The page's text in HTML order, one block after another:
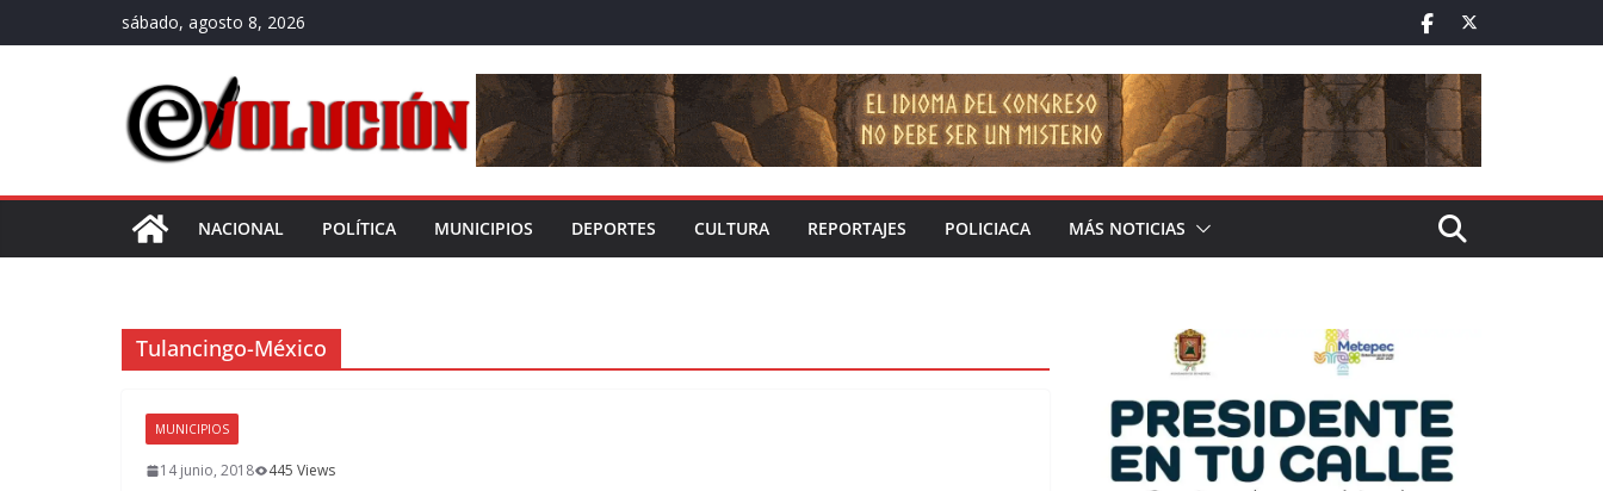
al
sábado, agosto 8, 2026
NACIONAL POLÍTICA MUNICIPIOS DEPORTES CULTURA REPORTAJES POLICIACA MÁS NOTICIAS
Tulancingo-México
MUNICIPIOS
14 junio, 2018 445 Views